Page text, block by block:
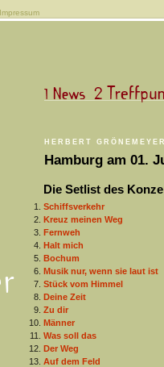
Impressum
HERBERT
Hamburg am 01.
Die Setlist des
Schiffsverkehr
Kreuz meinen Weg
Fernweh
Halt mich
Bochum
Musik nur, wenn sie laut ist
Stück vom Himmel
Deine Zeit
Zu dir
Männer
Was soll das
Der Weg
Auf dem Feld